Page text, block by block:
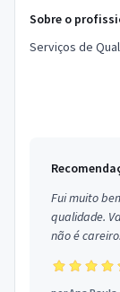
Sobre o
Serviços de
Fui muito
qualidade.
não é